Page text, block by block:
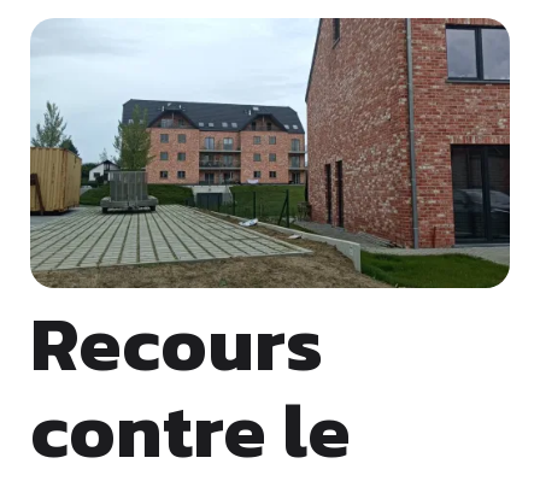
Recours
contre le